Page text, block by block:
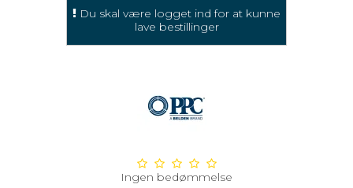
Du skal være logget ind for at kunne
lave bestillinger
Ingen bedømmelse